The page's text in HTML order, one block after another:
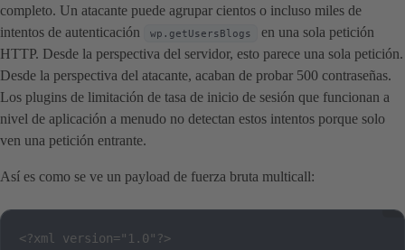
completo. Un atacante puede agrupar cientos o incluso miles de
intentos de autenticación
wp.getUsersBlogs
en una sola petición
HTTP. Desde la perspectiva del servidor, esto parece una sola petición.
Desde la perspectiva del atacante, acaban de probar 500 contraseñas.
Los plugins de limitación de tasa de inicio de sesión que funcionan a
nivel de aplicación a menudo no detectan estos intentos porque solo
ven una petición entrante.
Así es como se ve un payload de fuerza bruta multicall:
<?xml version="1.0"?>